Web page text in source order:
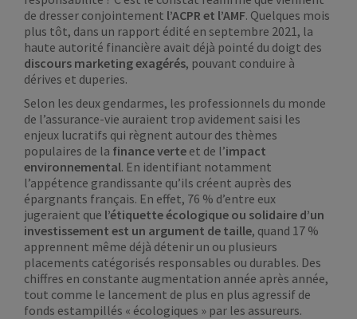
de dresser conjointement l’ACPR et l’AMF. Quelques mois
plus tôt, dans un rapport édité en septembre 2021, la
haute autorité financière avait déjà pointé du doigt des
discours marketing exagérés, pouvant conduire à
dérives et duperies.
Selon les deux gendarmes, les professionnels du monde
de l’assurance-vie auraient trop avidement saisi les
enjeux lucratifs qui règnent autour des thèmes
populaires de la finance verte et de l’impact
environnemental. En identifiant notamment
l’appétence grandissante qu’ils créent auprès des
épargnants français. En effet, 76 % d’entre eux
jugeraient que l’étiquette écologique ou solidaire d’un
investissement est un argument de taille, quand 17 %
apprennent même déjà détenir un ou plusieurs
placements catégorisés responsables ou durables. Des
chiffres en constante augmentation année après année,
tout comme le lancement de plus en plus agressif de
fonds estampillés « écologiques » par les assureurs.